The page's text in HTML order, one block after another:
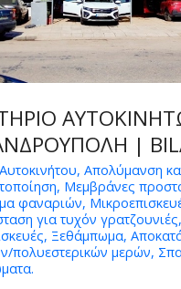
|
Απολύμανση
Μεμβράνες
φαναριών,
για τυχόν γρατζουνιές,
Ξεθάμπωμα,
πολυεστερικών μερών,